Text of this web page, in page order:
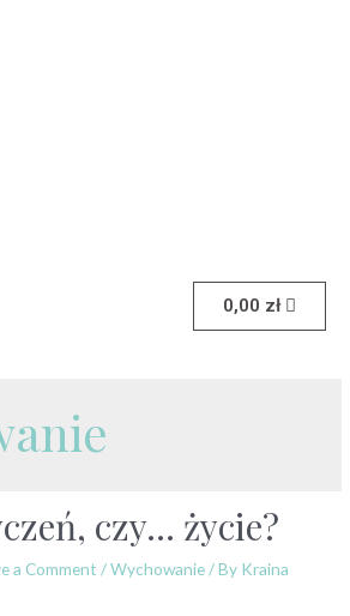
0,00 zł
czy… życie?
a Comment /Wychowanie/ By Kraina